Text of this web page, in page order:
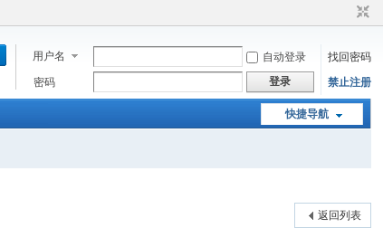
用户名 自动登录
找回密码
密码
登录 禁止注册
快捷导航
返回列表